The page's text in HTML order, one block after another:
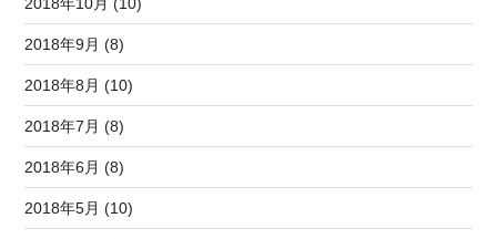
2018年9月 (8)
2018年8月 (10)
2018年7月 (8)
2018年6月 (8)
2018年5月 (10)